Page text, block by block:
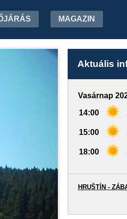
MAGAZIN
Aktuális
Vasárnap
14:00
15:00
18:00
HRUŠTÍN -